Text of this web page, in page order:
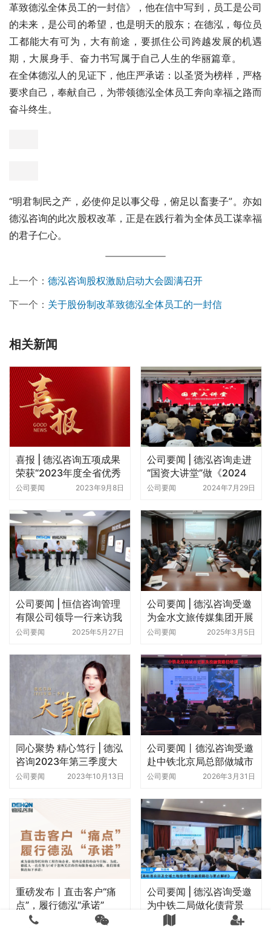
革致德泓全体员工的一封信》，他在信中写到，员工是公司
的未来，是公司的希望，也是明天的股东；在德泓，每位员
工都能大有可为，大有前途，要抓住公司跨越发展的机遇
期，大展身手、奋力书写属于自己人生的华丽篇章。
在全体德泓人的见证下，他庄严承诺：以圣贤为榜样，严格
要求自己，奉献自己，为带领德泓全体员工奔向幸福之路而
奋斗终生。
“明君制民之产，必使仰足以事父母，俯足以畜妻子”。亦如
德泓咨询的此次股权改革，正是在践行着为全体员工谋幸福
的君子仁心。
上一个：德泓咨询股权激励启动大会圆满召开
下一个：关于股份制改革致德泓全体员工的一封信
相关新闻
喜报 | 德泓咨询五项成果
荣获“2023年度全省优秀
工程咨询成果奖”
公司要闻 2023年9月8日
公司要闻 | 德泓咨询走进
“国资大讲堂”做《2024
年专项债及中央预算内资
讲座
公司要闻 2024年7月29日
公司要闻 | 恒信咨询管理
有限公司领导一行来访我
司考察交流
公司要闻 2025年5月27日
公司要闻 | 德泓咨询受邀
为金水文旅传媒集团开展
地方政府专项债项目谋划
公司要闻 2025年3月5日
同心聚势 精心笃行 | 德泓
咨询2023年第三季度大
事记
公司要闻 2023年10月13日
公司要闻丨德泓咨询受邀
赴中铁北京局总部做城市
更新专题培训
公司要闻 2026年3月31日